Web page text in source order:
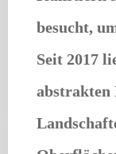
besucht,
Seit 2017
abstrakten